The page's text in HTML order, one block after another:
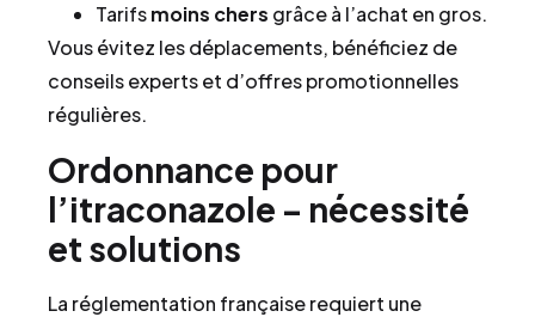
Tarifsmoins chers grâce à l’achat en gros.
Vous évitez les déplacements, bénéficiez de
conseils experts et d’offres promotionnelles
régulières.
Ordonnance pour
l’itraconazole – nécessité
et solutions
La réglementation française requiert une